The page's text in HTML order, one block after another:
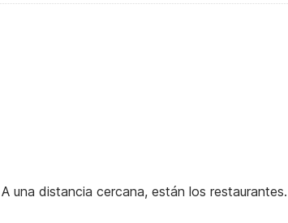
una distancia cercana, están los